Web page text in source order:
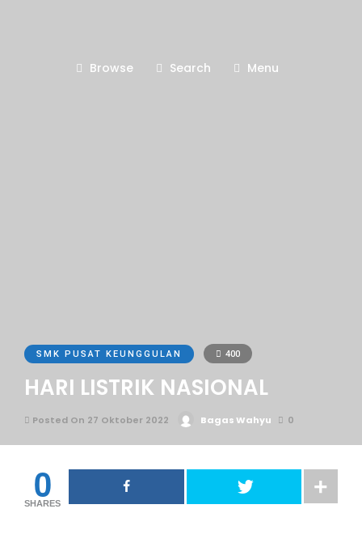
Browse Search Menu
SMK PUSAT KEUNGGULAN 400
HARI LISTRIK NASIONAL
Posted On 27 Oktober 2022 Bagas Wahyu 0
0
SHARES